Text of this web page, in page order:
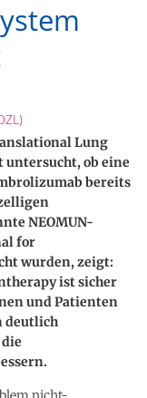
Lung
untersucht, ob eine
bereits
NEOMUN-
for
wurden, zeigt:
ist sicher
und Patienten
deutlich